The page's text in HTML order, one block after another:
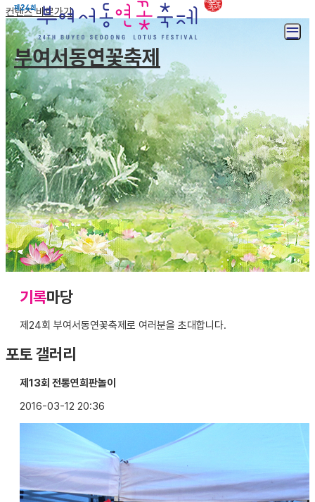
컨텐츠 바로가기
부여서동연꽃축제
기록마당
제24회 부여서동연꽃축제로 여러분을 초대합니다.
포토 갤러리
제13회 전통연희판놀이
2016-03-12 20:36